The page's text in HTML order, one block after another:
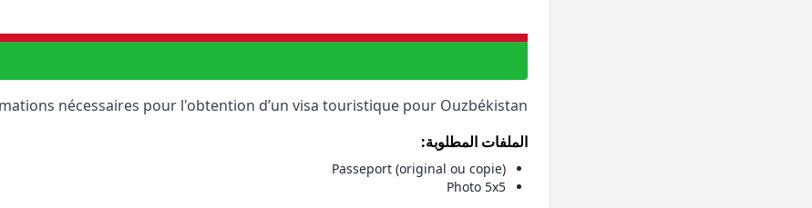
nécessaires pour l'obtention d’un visa touristique pour Ouzbékistan
الملفات المطلوبة:
Passeport (original ou copie)
Photo 5x5